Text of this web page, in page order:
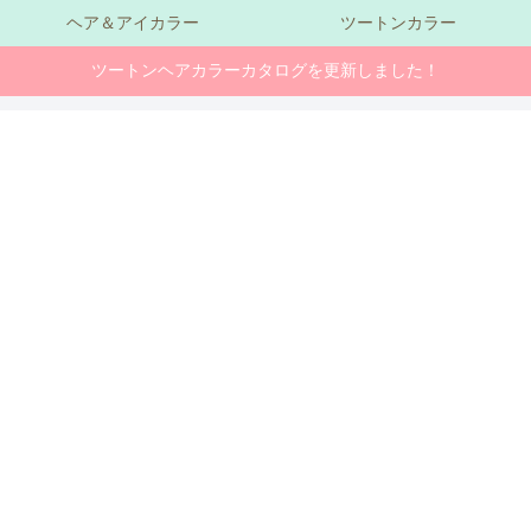
ヘア＆アイカラー ツートンカラー
ツートンヘアカラーカタログを更新しました！